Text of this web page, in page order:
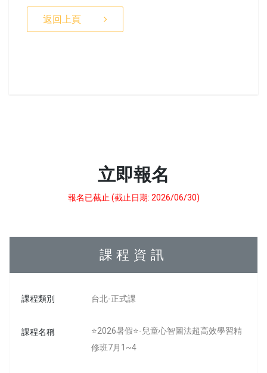
返回上頁
立即報名
報名已截止 (截止日期: 2026/06/30)
課程資訊
課程類別 台北-正式課
課程名稱
⭐2026暑假⭐-兒童心智圖法超高效學習精
修班7月1~4